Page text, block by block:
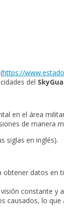
https://
del
en el área
de manera
siglas en inglés).
datos
constante y
lo